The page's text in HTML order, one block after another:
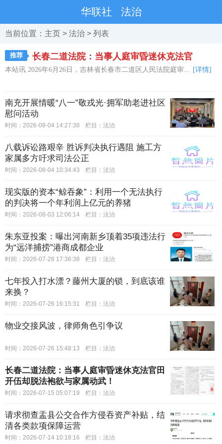
华联社 法治
当前位置： 主页 > 法治 > 列表
推荐 长春二道法院：当事人庭审昏迷休克法官
本站讯 2026年6月26日，吉林省长春市二道区人民法院庭审... [详情]
南充开展情暖“八一”敬戎光·拥军助老进社区
慰问活动
时间：2026-08-04 14:27:38 栏目： 法治
八载诉讼路艰辛 胜诉判决执行遇阻 施工方
家属多方吁求司法公正
时间：2026-08-04 10:34:43 栏目： 法治
现实版的资本“鲸吞象”：利用一个无法执行
的判决将一个年利润上亿元的养猪
时间：2026-08-03 12:06:14 栏目： 法治
朱东亚投案：曝出河南新乡顶着35项违法行
为“远洋捕捞”港商成都企业
时间：2026-07-28 17:36:38 栏目： 法治
七年投入打水漂？藤州大厦的锁，到底该谁
来换？
时间：2026-07-26 16:15:31 栏目： 法治
物业交接风波，律师角色引争议
时间：2026-07-26 15:48:13 栏目： 法治
长春二道法院：当事人庭审昏迷休克法官田
开伍却脱法袍欲与家属动武！
时间：2026-07-15 05:07:19 栏目： 法治
请求彻查盂县公交合作方侵吞资产补贴，结
清各类款项保障运营
时间：2026-07-14 10:18:16 栏目： 法治